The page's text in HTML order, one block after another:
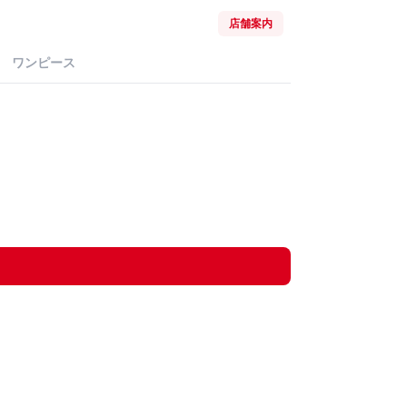
店舗案内
ワンピース